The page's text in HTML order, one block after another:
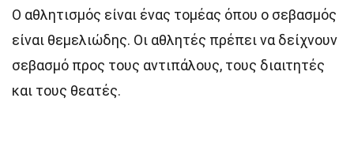
Ο αθλητισμός είναι ένας τομέας όπου ο σεβασμός
είναι θεμελιώδης. Οι αθλητές πρέπει να δείχνουν
σεβασμό προς τους αντιπάλους, τους διαιτητές
και τους θεατές.